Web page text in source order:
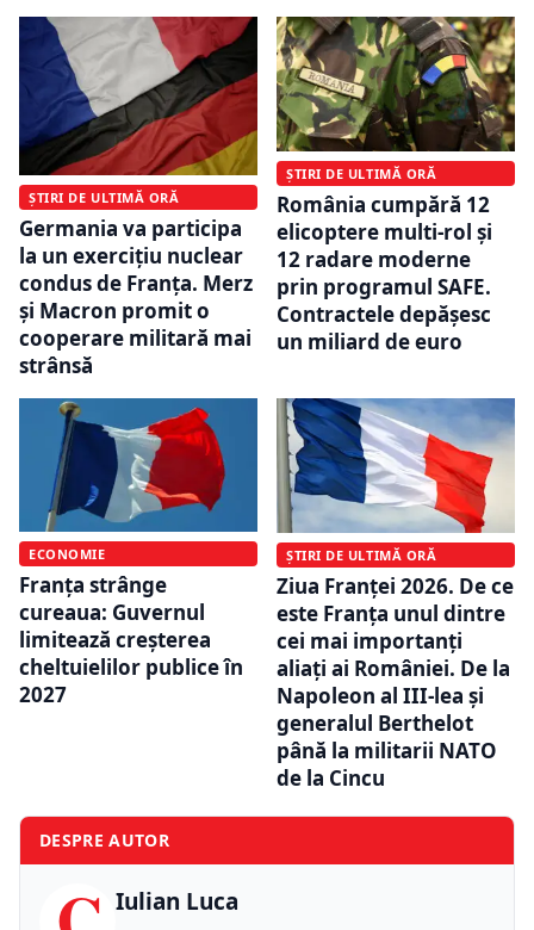
ȘTIRI DE ULTIMĂ ORĂ
Germania va participa
la un exercițiu nuclear
condus de Franța. Merz
și Macron promit o
cooperare militară mai
strânsă
ȘTIRI DE ULTIMĂ ORĂ
România cumpără 12
elicoptere multi-rol și
12 radare moderne
prin programul SAFE.
Contractele depășesc
un miliard de euro
ECONOMIE
Franța strânge
cureaua: Guvernul
limitează creșterea
cheltuielilor publice în
2027
ȘTIRI DE ULTIMĂ ORĂ
Ziua Franței 2026. De ce
este Franța unul dintre
cei mai importanți
aliați ai României. De la
Napoleon al III-lea și
generalul Berthelot
până la militarii NATO
de la Cincu
DESPRE AUTOR
Iulian Luca